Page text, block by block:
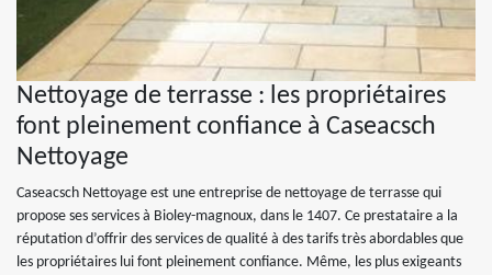
Nettoyage de terrasse : les propriétaires
font pleinement confiance à Caseacsch
Nettoyage
Caseacsch Nettoyage est une entreprise de nettoyage de terrasse qui
propose ses services à Bioley-magnoux, dans le 1407. Ce prestataire a la
réputation d’offrir des services de qualité à des tarifs très abordables que
les propriétaires lui font pleinement confiance. Même, les plus exigeants